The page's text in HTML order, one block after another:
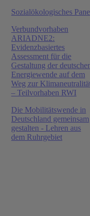
im
Sozialökologisches
Verbundvorhaben
ARIADNE2:
Evidenzbasiertes
Assessment für die
Gestaltung der
Energiewende auf dem
Weg zur
– Teilvorhaben RWI
Die Mobilitätswende in
Deutschland gemeinsam
gestalten - Lehren aus
dem Ruhrgebiet